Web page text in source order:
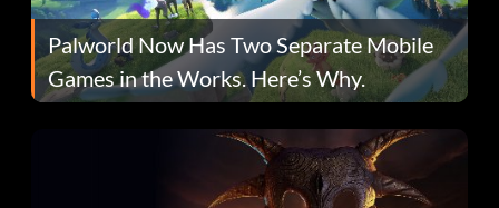
Palworld Now Has Two Separate Mobile
Games in the Works. Here’s Why.